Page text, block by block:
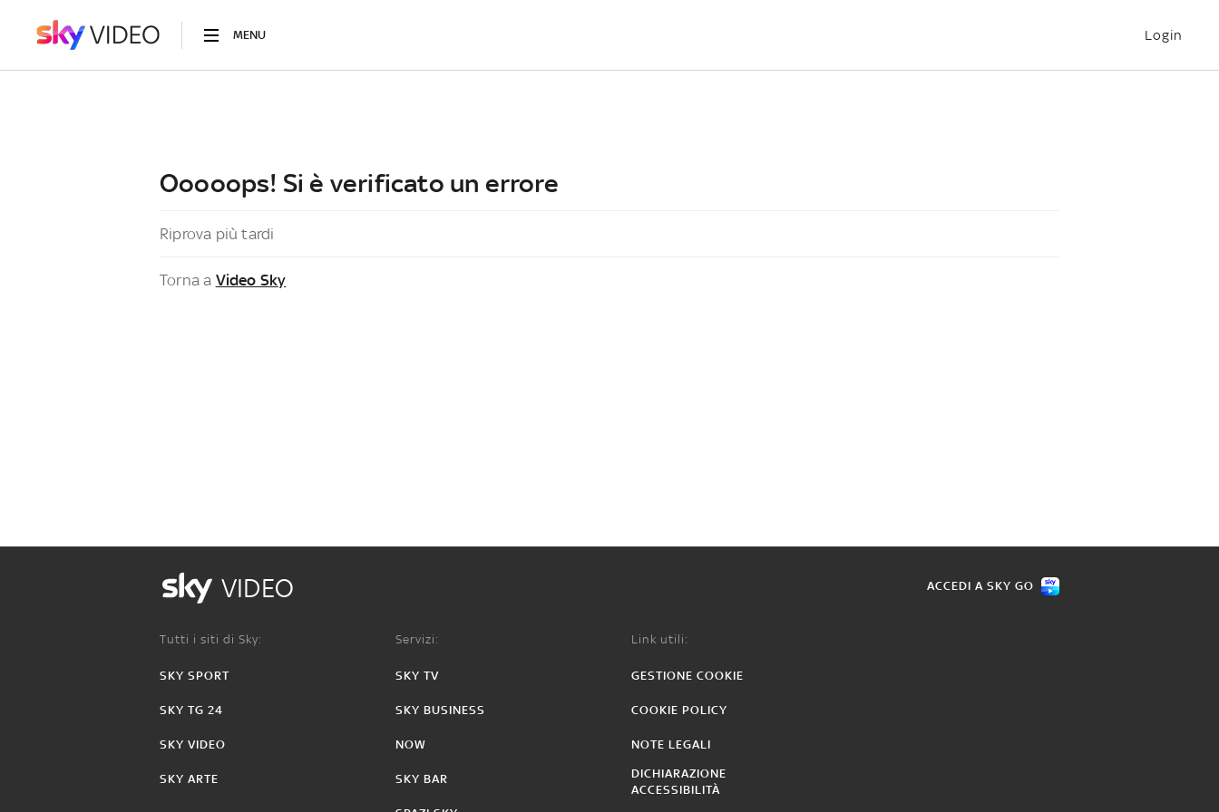
MENU Login
Ooooops! Si è verificato un errore
Riprova più tardi
Torna a Video Sky
VIDEO ACCEDI A SKY GO
Tutti i siti di Sky:
SKY SPORT
SKY TG 24
SKY VIDEO
SKY ARTE
Servizi:
SKY TV
SKY BUSINESS
NOW
SKY BAR
Link utili:
GESTIONE COOKIE
COOKIE POLICY
NOTE LEGALI
DICHIARAZIONE
ACCESSIBILITÀ